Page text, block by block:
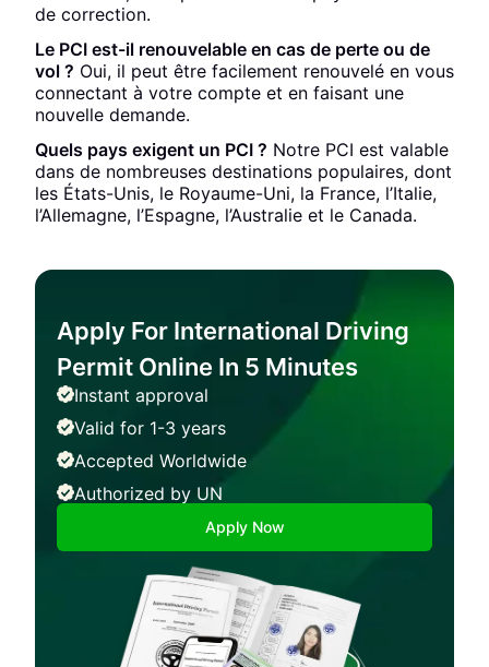
de correction.
Le PCI est-il renouvelable en cas de perte ou de
vol ? Oui, il peut être facilement renouvelé en vous
connectant à votre compte et en faisant une
nouvelle demande.
Quels pays exigent un PCI ? Notre PCI est valable
dans de nombreuses destinations populaires, dont
les États-Unis, le Royaume-Uni, la France, l’Italie,
l’Allemagne, l’Espagne, l’Australie et le Canada.
Apply For International Driving
Permit Online In 5 Minutes
Instant approval
Valid for 1-3 years
Accepted Worldwide
Authorized by UN
Apply Now